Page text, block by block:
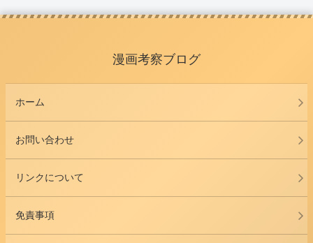
漫画考察ブログ
ホーム
お問い合わせ
リンクについて
免責事項